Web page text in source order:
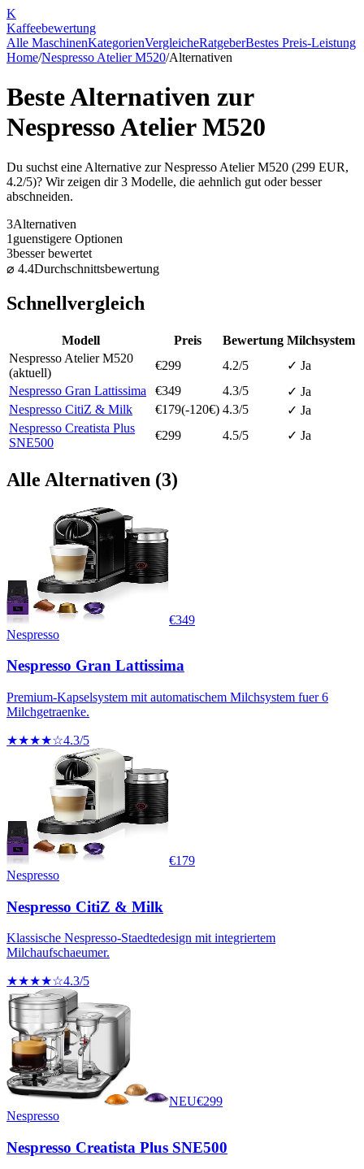
K
Kaffeebewertung
Alle MaschinenKategorienVergleicheRatgeberBestes Preis-Leistung
Home/Nespresso Atelier M520/Alternativen
Beste Alternativen zur
Nespresso Atelier M520
Du suchst eine Alternative zurNespresso Atelier M520 (299 EUR,
4.2/5)? Wir zeigen dir3 Modelle, die aehnlich gut oder besser
abschneiden.
3Alternativen
1 guenstigere Optionen
3besser bewertet
⌀ 4.4Durchschnittsbewertung
Schnellvergleich
Modell Preis Bewertung Milchsystem
Nespresso Atelier M520
(aktuell)
€299 4.2/5
✓ Ja
Nespresso Gran Lattissima
€349 4.3/5
✓ Ja
Nespresso CitiZ & Milk
€179(-120€) 4.3/5
✓ Ja
Nespresso Creatista Plus
SNE500
€299 4.5/5 ✓ Ja
Alle Alternativen (3)
€349
Nespresso
Nespresso Gran Lattissima
Premium-Kapselsystem mit automatischem Milchsystem fuer 6
Milchgetraenke.
★★★★☆4.3/5
€179
Nespresso
Nespresso CitiZ & Milk
Klassische Nespresso-Staedtedesign mit integriertem
Milchaufschaeumer.
★★★★☆4.3/5
NEU€299
Nespresso
Nespresso Creatista Plus SNE500